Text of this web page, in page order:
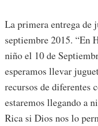
La primera entrega de
septiembre 2015. “En
niño el 10 de
esperamos llevar
recursos de diferentes
estaremos llegando a
Rica si Dios nos lo